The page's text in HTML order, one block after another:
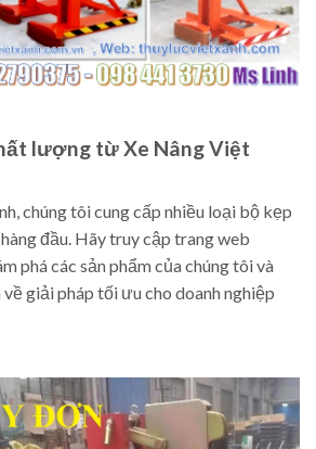
lượng từ Xe Nâng Việt
chúng tôi cung cấp nhiều loại bộ kẹp
đầu. Hãy truy cập trang web
phá các sản phẩm của chúng tôi và
giải pháp tối ưu cho doanh nghiệp